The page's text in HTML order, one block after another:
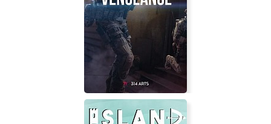
Keep the Lights On